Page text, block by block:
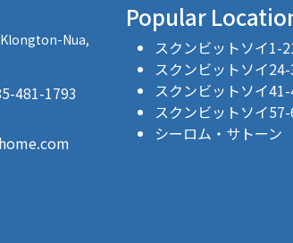
Klongton-Nua,
481-1793
Popular
スクンビットソイ1-
スクンビットソイ
スクンビットソイ
スクンビットソイ
シーロム・サトーン